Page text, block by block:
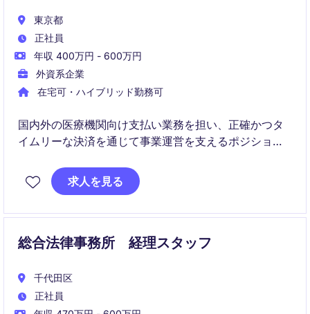
東京都
正社員
年収 400万円 - 600万円
外資系企業
在宅可・ハイブリッド勤務可
国内外の医療機関向け支払い業務を担い、正確かつタ
イムリーな決済を通じて事業運営を支えるポジション
多国籍チームと連携しながら、業務改善やプロセス最
求人を見る
総合法律事務所 経理スタッフ
千代田区
正社員